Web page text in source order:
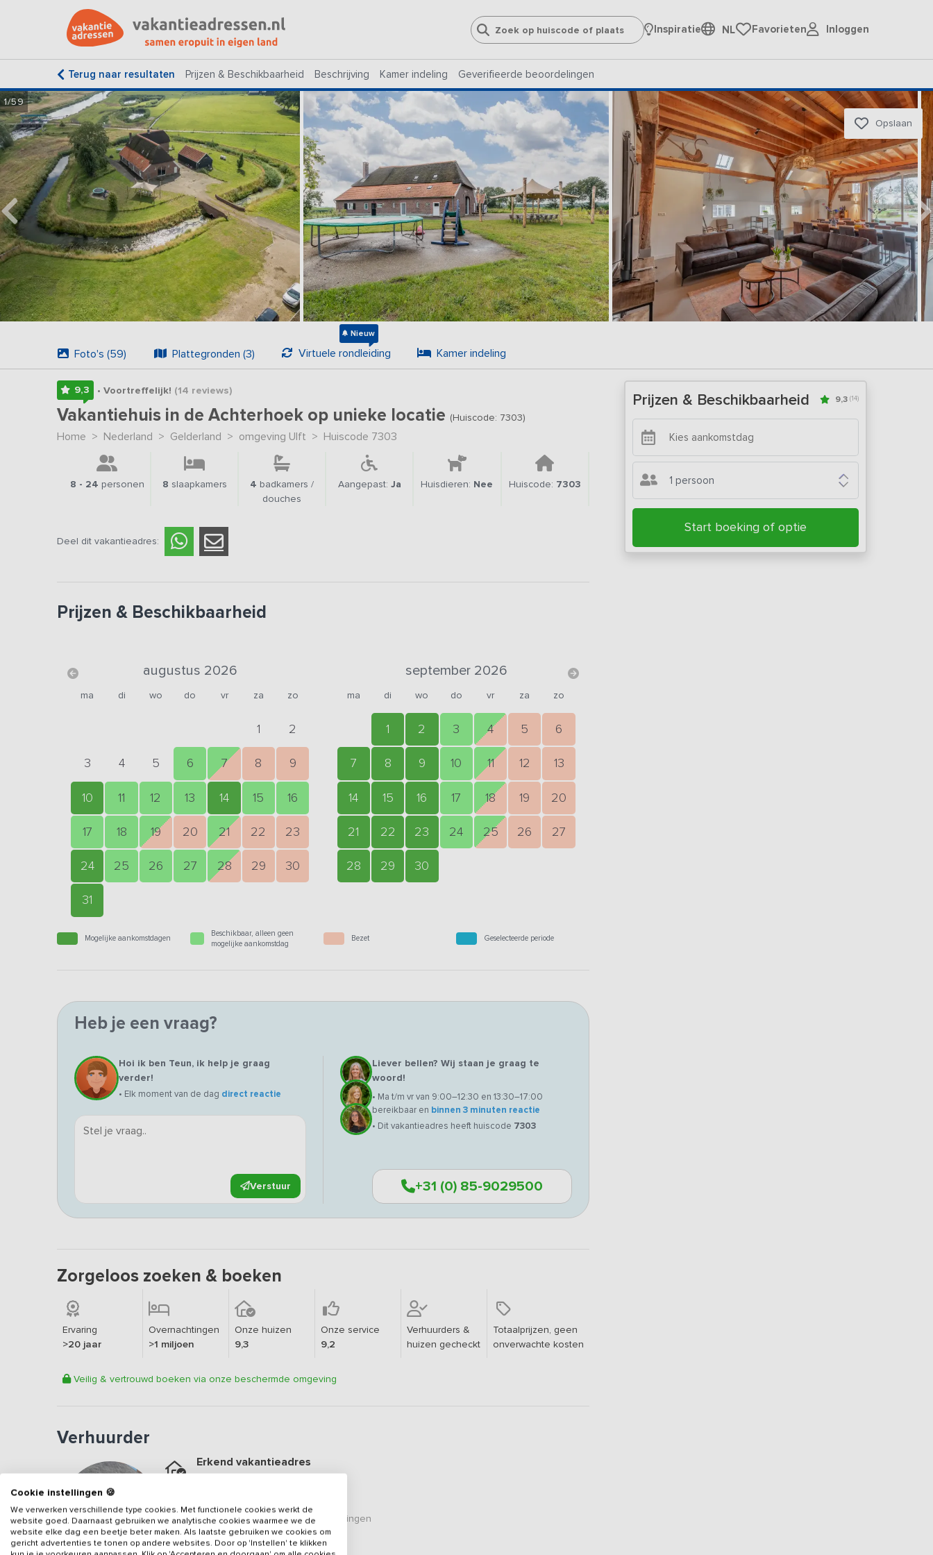
Inspiratie NL Favorieten Inloggen
Terug naar resultaten Prijzen & Beschikbaarheid Beschrijving Kamer indeling Geverifieerde beoordelingen
1/59
Opslaan
Foto's (59) Plattegronden (3) Virtuele rondleiding
Nieuw
Kamer indeling
9,3 • Voortreffelijk! (14 reviews)
Vakantiehuis in de Achterhoek op unieke locatie (Huiscode: 7303)
Home > Nederland > Gelderland > omgeving Ulft > Huiscode 7303
8 - 24 personen 8 slaapkamers 4 badkamers /
douches
Aangepast: Ja Huisdieren: Nee Huiscode: 7303
Deel dit vakantieadres:
Prijzen & Beschikbaarheid
augustus 2026
ma di wo do vr za zo
1 2
3 4 5 6 7 8 9
10 11 12 13 14 15 16
17 18 19 20 21 22 23
24 25 26 27 28 29 30
31
september 2026
ma di wo do vr za zo
1 2 3 4 5 6
7 8 9 10 11 12 13
14 15 16 17 18 19 20
21 22 23 24 25 26 27
28 29 30
Mogelijke aankomstdagen
Beschikbaar, alleen geen
mogelijke aankomstdag
Bezet Geselecteerde periode
Heb je een vraag?
Hoi ik ben Teun, ik help je graag
verder!
• Elk moment van de dag direct reactie
Verstuur
Liever bellen? Wij staan je graag te
woord!
• Ma t/m vr van 9:00–12:30 en 13:30–17:00
bereikbaar en binnen 3 minuten reactie
• Dit vakantieadres heeft huiscode 7303
+31 (0) 85-9029500
Zorgeloos zoeken & boeken
Ervaring
>20 jaar
Overnachtingen
>1 miljoen
Onze huizen
9,3
Onze service
9,2
Verhuurders &
huizen gecheckt
Totaalprijzen, geen
onverwachte kosten
Veilig & vertrouwd boeken via onze beschermde omgeving
Verhuurder
Erkend vakantieadres
Een9.3op basis van14 beoordelingen
Veilig & vertrouwd
Prijzen & Beschikbaarheid 9,3 (14)
1 persoon
Start boeking of optie
Cookie instellingen 🍪
We verwerken verschillende type cookies. Met functionele cookies werkt de
website goed. Daarnaast gebruiken we analytische cookies waarmee we de
website elke dag een beetje beter maken. Als laatste gebruiken we cookies om
gericht advertenties te tonen op andere websites. Door op 'Instellen' te klikken